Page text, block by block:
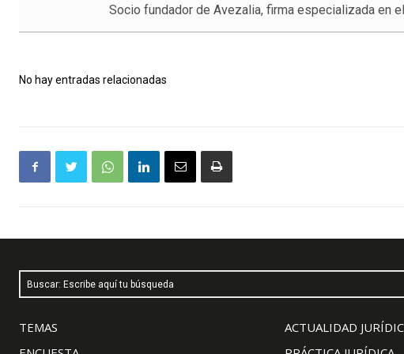
Socio fundador de Avezalia, firma especializada en
No hay entradas relacionadas
Buscar: Escribe aquí tu búsqueda
TEMAS
ACTUALIDAD